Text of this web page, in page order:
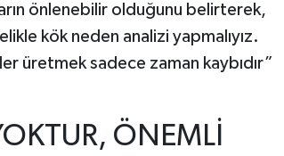
önlenebilir olduğunu belirterek,
kök neden analizi yapmalıyız.
üretmek sadece zaman kaybıdır”
ÖNEMLİ